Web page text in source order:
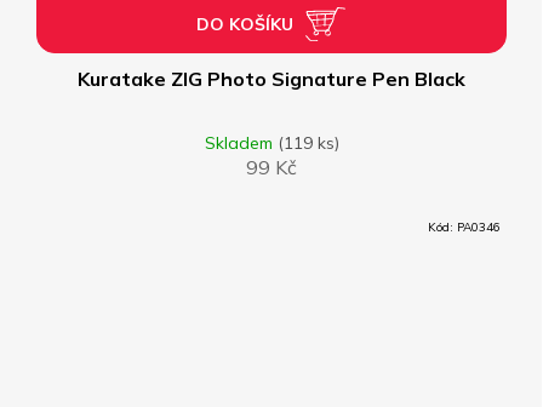
Kuratake ZIG Photo Signature Pen Black
Skladem (119 ks)
99 Kč
DO KOŠÍKU
Kód: PA0346